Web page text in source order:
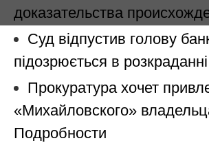
доказательства
Суд відпустив голову
підозрюється в
Прокуратура хочет
«Михайловского»
Подробности